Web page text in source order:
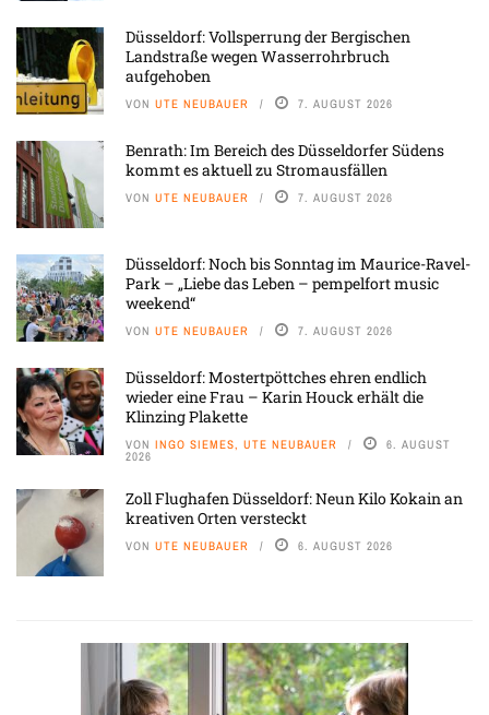
Düsseldorf: Vollsperrung der Bergischen
Landstraße wegen Wasserrohrbruch
aufgehoben
VON UTE NEUBAUER 7. AUGUST 2026
Benrath: Im Bereich des Düsseldorfer Südens
kommt es aktuell zu Stromausfällen
VON UTE NEUBAUER 7. AUGUST 2026
Düsseldorf: Noch bis Sonntag im Maurice-Ravel-
Park – „Liebe das Leben – pempelfort music
weekend“
VON UTE NEUBAUER 7. AUGUST 2026
Düsseldorf: Mostertpöttches ehren endlich
wieder eine Frau – Karin Houck erhält die
Klinzing Plakette
VON INGO SIEMES, UTE NEUBAUER 6. AUGUST
2026
Zoll Flughafen Düsseldorf: Neun Kilo Kokain an
kreativen Orten versteckt
VON UTE NEUBAUER 6. AUGUST 2026